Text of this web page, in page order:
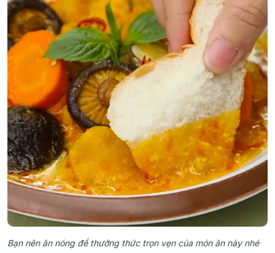
Bạn nên ăn nóng để thưởng thức trọn vẹn của món ăn này nhé